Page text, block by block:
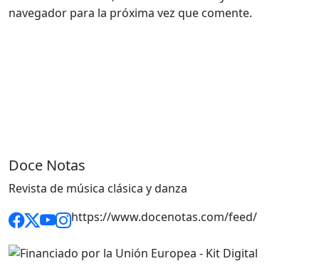
navegador para la próxima vez que comente.
Doce Notas
Revista de música clásica y danza
https://www.docenotas.com/feed/